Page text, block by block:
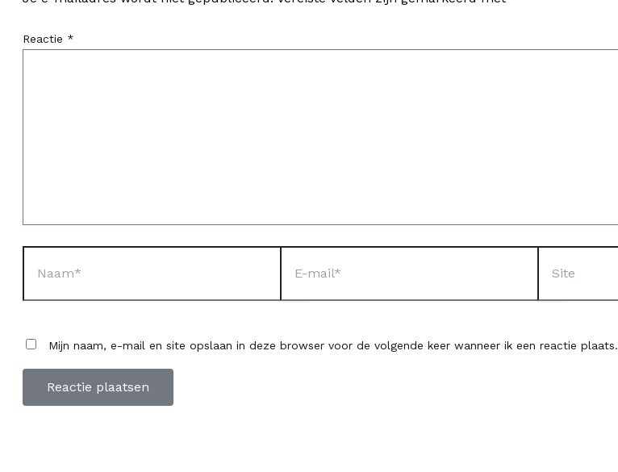
Reactie *
mail*
Mijn naam, e-mail en site opslaan in deze browser voor de volgende keer wanneer ik een reactie plaats.